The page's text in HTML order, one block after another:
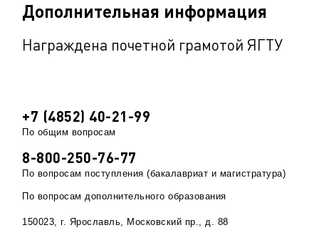
Дополнительная информация
Награждена почетной грамотой ЯГТУ
+7 (4852) 40-21-99
По общим вопросам
8-800-250-76-77
По вопросам поступления (бакалавриат и магистратура)
По вопросам дополнительного образования
150023, г. Ярославль, Московский пр., д. 88